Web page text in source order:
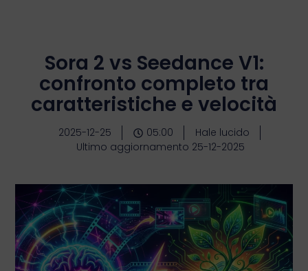
Sora 2 vs Seedance V1:
confronto completo tra
caratteristiche e velocità
2025-12-25 05:00
Hale lucido
Ultimo aggiornamento 25-12-2025